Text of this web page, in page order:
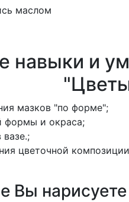
навыки и
мазков "по форме";
формы и окраса;
вазе.;
цветочной
Вы